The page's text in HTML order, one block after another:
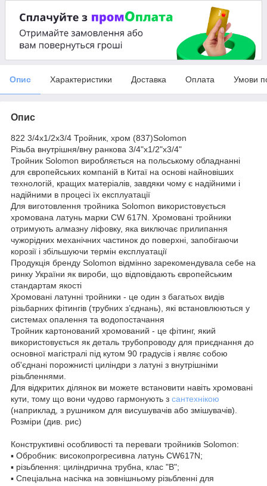
Опис Характеристики Доставка Оплата Умови
Опис
822 3/4х1/2х3/4 Тройник, хром (837)Solomon
Різьба внутрішня/вну ранкова 3/4"х1/2"х3/4"
Тройник Solomon виробляється на польському обладнанні
для європейських компаній в Китаї на основі найновіших
технологій, кращих матеріалів, завдяки чому є надійними і
надійними в процесі їх експлуатації
Для виготовлення тройника Solomon використовується
хромована латунь марки CW 617N. Хромовані тройники
отримують алмазну ліфовку, яка виключає прилипання
чужорідних механічних частинок до поверхні, запобігаючи
корозії і збільшуючи термін експлуатації
Продукція бренду Solomon відмінно зарекомендувала себе на
ринку України як вироби, що відповідають європейським
стандартам якості
Хромовані латунні тройники - це один з багатьох видів
різьбарних фітингів (трубних з’єднань), які встановлюються у
системах опалення та водопостачання
Тройник картонований хромований - це фітинг, який
використовується як деталь трубопроводу для приєднання до
основної магістралі під кутом 90 градусів і являє собою
об'єднані порожнисті циліндри з латуні з внутрішніми
різьбленнями.
Для відкритих ділянок ви можете встановити навіть хромовані
кути, тому що вони чудово гармонують з сантехнікою
(наприклад, з рушником для висушувачів або змішувачів).
Розміри (див. рис)
Конструктивні особливості та переваги тройників Solomon:
▪ Обробник: високопрогресивна латунь CW617N;
▪ різьблення: циліндрична трубна, клас "В";
▪ Спеціальна насічка на зовнішньому різьбленні для